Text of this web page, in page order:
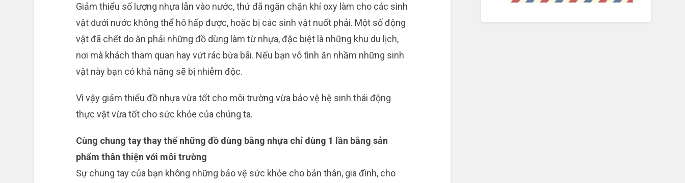
Giảm thiểu số lượng nhựa lẫn vào nước, thứ đã ngăn chặn khí oxy làm cho các sinh
vật dưới nước không thể hô hấp được, hoặc bị các sinh vật nuốt phải. Một số động
vật đã chết do ăn phải những đồ dùng làm từ nhựa, đặc biệt là những khu du lịch,
nơi mà khách tham quan hay vứt rác bừa bãi. Nếu bạn vô tình ăn nhầm những sinh
vật này bạn có khả năng sẽ bị nhiễm độc.
Vì vậy giảm thiểu đồ nhựa vừa tốt cho môi trường vừa bảo vệ hệ sinh thái động
thực vật vừa tốt cho sức khỏe của chúng ta.
Cùng chung tay thay thế những đồ dùng bằng nhựa chỉ dùng 1 lần bằng sản
phẩm thân thiện với môi trường
Sự chung tay của bạn không những bảo vệ sức khỏe cho bản thân, gia đình, cho